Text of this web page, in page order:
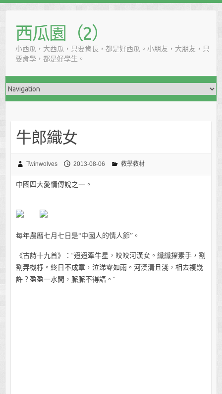
西瓜園（2）
小西瓜，大西瓜，只要肯長，都是好西瓜。小朋友，大朋友，只
要肯學，都是好學生。
牛郎織女
Twinwolves 2013-08-06 教學教材
中國四大愛情傳說之一。
每年農曆七月七日是“中國人的情人節”。
《古詩十九首》：“迢迢牽牛星，皎皎河漢女。纖纖擢素手，劄
劄弄機杼。終日不成章，泣涕零如雨。河漢清且淺，相去複幾
許？盈盈一水間，脈脈不得語。”